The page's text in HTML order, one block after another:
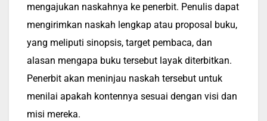
mengajukan naskahnya ke penerbit. Penulis dapat
mengirimkan naskah lengkap atau proposal buku,
yang meliputi sinopsis, target pembaca, dan
alasan mengapa buku tersebut layak diterbitkan.
Penerbit akan meninjau naskah tersebut untuk
menilai apakah kontennya sesuai dengan visi dan
misi mereka.